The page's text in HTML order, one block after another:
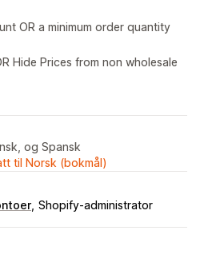
OR a minimum order quantity
Hide Prices from non wholesale
og Spansk
til Norsk (bokmål)
Shopify-administrator